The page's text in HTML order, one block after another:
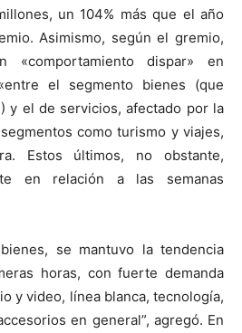
un 104% más que el año
Asimismo, según el gremio,
dispar» en
el segmento bienes (que
y el de servicios, afectado por la
como turismo y viajes,
Estos últimos, no obstante,
en relación a las semanas
se mantuvo la tendencia
horas, con fuerte demanda
y video, línea blanca, tecnología,
en general”, agregó. En